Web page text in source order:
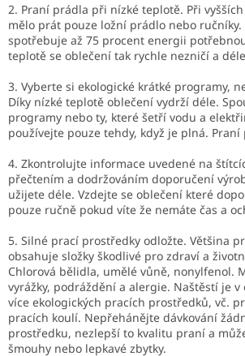
2. Praní prádla při nízké teplotě. Při
mělo prát pouze ložní prádlo nebo ručníky.
spotřebuje až 75 procent energii
teplotě se oblečení tak rychle nezničí a
3. Vyberte si ekologické krátké programy,
Díky nízké teplotě oblečení vydrží déle.
programy nebo ty, které šetří vodu a
používejte pouze tehdy, když je plná.
4. Zkontrolujte informace uvedené na
přečtením a dodržováním doporučení
užijete déle. Vzdejte se oblečení které
pouze ručně pokud víte že nemáte čas a
5. Silné prací prostředky odložte. Většina
obsahuje složky škodlivé pro zdraví a
Chlorová bělidla, umělé vůně, nonylfenol.
vyrážky, podráždění a alergie. Naštěstí je v
více ekologických pracích prostředků, vč.
pracích koulí. Nepřehánějte dávkování
prostředku, nezlepší to kvalitu praní a
šmouhy nebo lepkavé zbytky.